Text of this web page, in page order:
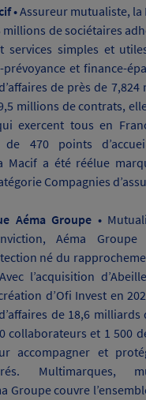
•Assureur mutualiste, la
de sociétaires
services simples et
et finance-
de près de 7,824
millions de contrats,
exercent tous en
470 points
Macif a été réélue
Compagnies
Aéma Groupe •
Aéma
né du
l’acquisition
d’Ofi Invest en
de 18,6 milliards
collaborateurs et 1 500
accompagner et
Multimarques,
Groupe couvre